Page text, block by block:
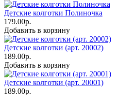
Детские колготки Полиночка
179.00р.
Добавить в корзину
Детские колготки (арт. 20002)
189.00р.
Добавить в корзину
Детские колготки (арт. 20001)
189.00р.